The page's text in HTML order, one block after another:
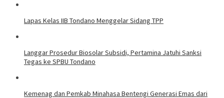
Lapas Kelas IIB Tondano Menggelar Sidang TPP
Langgar Prosedur Biosolar Subsidi, Pertamina Jatuhi Sanksi
Tegas ke SPBU Tondano
Kemenag dan Pemkab Minahasa Bentengi Generasi Emas dari